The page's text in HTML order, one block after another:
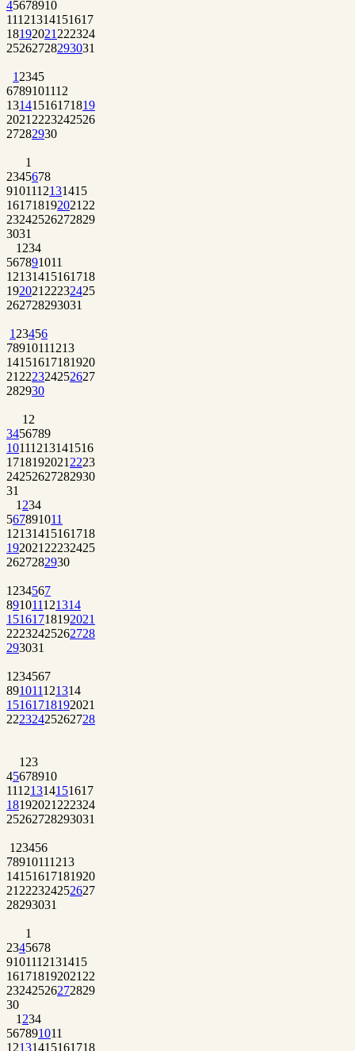
45678910
11121314151617
18192021 222324
25262728293031
1 2345
6789101112
13141516171819
2021 2223242526
27282930
1
2345678
9101112131415
161718192021 22
23242526272829
3031
1 234
567891011
12131415161718
192021 22232425
262728293031
1 23456
78910111213
14151617181920
21 222324252627
282930
1 2
3456789
10111213141516
1718192021 2223
24252627282930
31
1 234
567891011
12131415161718
192021 22232425
2627282930
1 234567
891011121314
15161718192021
22232425262728
293031
1 234567
891011121314
15161718192021
22232425262728
1 23
45678910
11121314151617
18192021 222324
25262728293031
1 23456
78910111213
14151617181920
21 222324252627
28293031
1
2345678
9101112131415
161718192021 22
23242526272829
30
1 234
567891011
12131415161718